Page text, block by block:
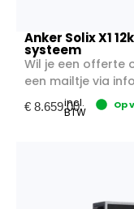
Anker Solix X1
systeem
Wil je een offerte
een mailtje via
€ 8.659,00
incl.
BTW
Op